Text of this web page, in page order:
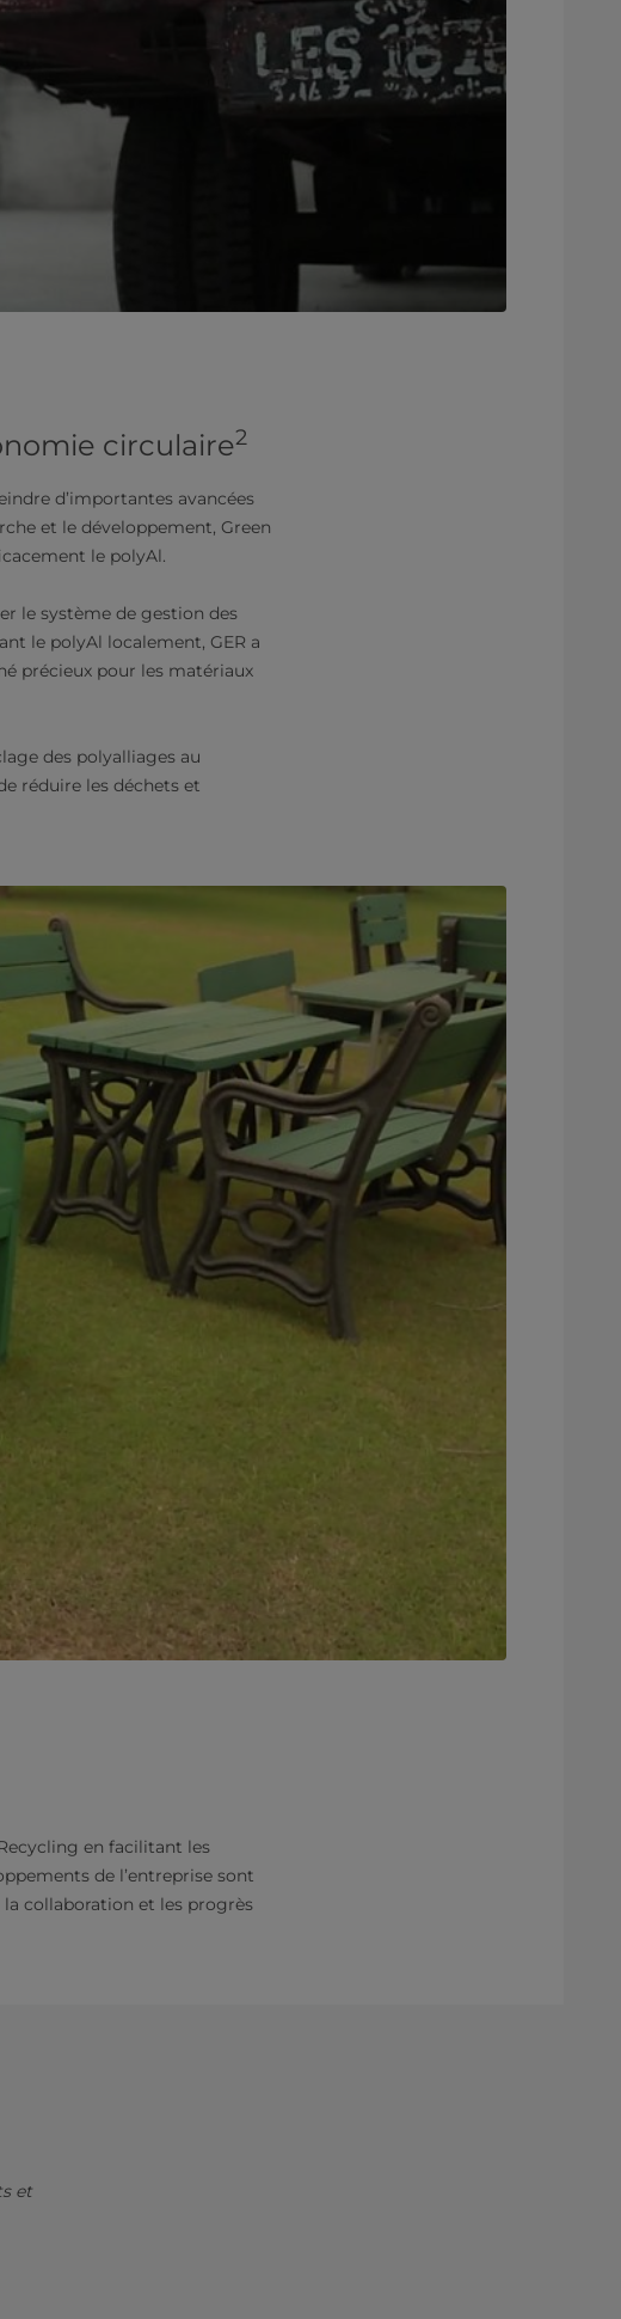
circulaire2
d’importantes avancées
et le développement, Green
le polyAl.
le système de gestion des
le polyAl localement, GER a
précieux pour les matériaux
des polyalliages au
réduire les déchets et
en facilitant les
de l’entreprise sont
la collaboration et les progrès
et